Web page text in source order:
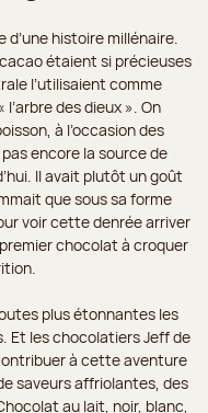
histoire millénaire.
étaient si précieuses
l’utilisaient comme
des dieux ». On
à l’occasion des
encore la source de
Il avait plutôt un goût
que sous sa forme
voir cette denrée arriver
chocolat à croquer
plus étonnantes les
Et les chocolatiers Jeff de
à cette aventure
saveurs affriolantes, des
au lait, noir, blanc,